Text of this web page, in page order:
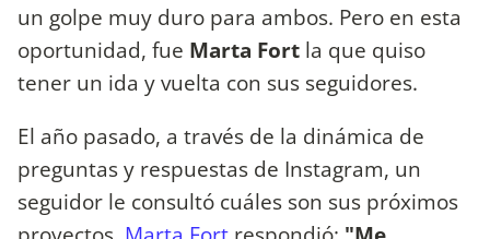
un golpe muy duro para ambos. Pero en esta
oportunidad, fue Marta Fort la que quiso
tener un ida y vuelta con sus seguidores.
El año pasado, a través de la dinámica de
preguntas y respuestas de Instagram, un
seguidor le consultó cuáles son sus próximos